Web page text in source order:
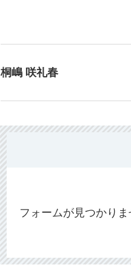
桐嶋 咲礼春
フォームが見つかりま